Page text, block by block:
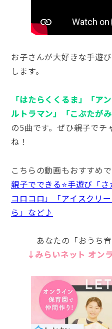
お子さんが大好きな手遊
します。
「はたらくくるま」「ア
ルトラマン」「こぶたが
の5曲です。ぜひ親子で
ね！
こちらの動画もおすすめ
親子でできる⭐手遊び「
コロコロ」「アイスクリ
ら」など♪
あなたの「おうち
↓みらいネット オン